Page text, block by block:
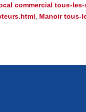
commercial tous-
Manoir tous-